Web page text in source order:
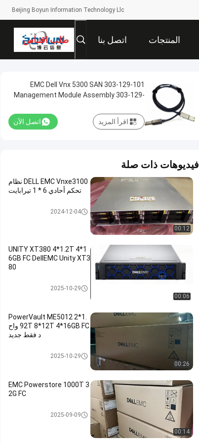
Beijing Boyun Information Technology Llc
المنتجات اتصل بنا طلب اقتباس
303-129-101 EMC Dell Vnx 5300 SAN
Management Module Assembly 303-129-
اتصل الآن اقرأ المزيد
فيديوهات ذات صلة
00:12
DELL EMC Vnxe3100 نظام
تحكم أحادي 6 * 1 تيرابايت
تخزين DELL EMC VNX
2024-12-04
00:06
UNITY XT380 4*1.2T 4*1
6GB FC DellEMC Unity XT3
80
وحدة تخزين DELL EMC Unity
2025-10-29
00:26
PowerVault ME5012 2*1.
92T 8*12T 4*16GB FC واح
د فقط جديد
وحدة تخزين DELL EMC Unity
2025-10-29
00:14
EMC Powerstore 1000T 3
2G FC
وحدة تخزين DELL EMC Unity
2025-09-09